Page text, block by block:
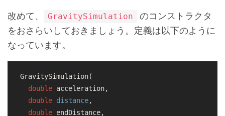
改めて、 GravitySimulation
のコンストラクタ
をおさらいしておきましょう。定義は以下のように
なっています。
GravitySimulation(
double acceleration,
double distance,
double endDistance,